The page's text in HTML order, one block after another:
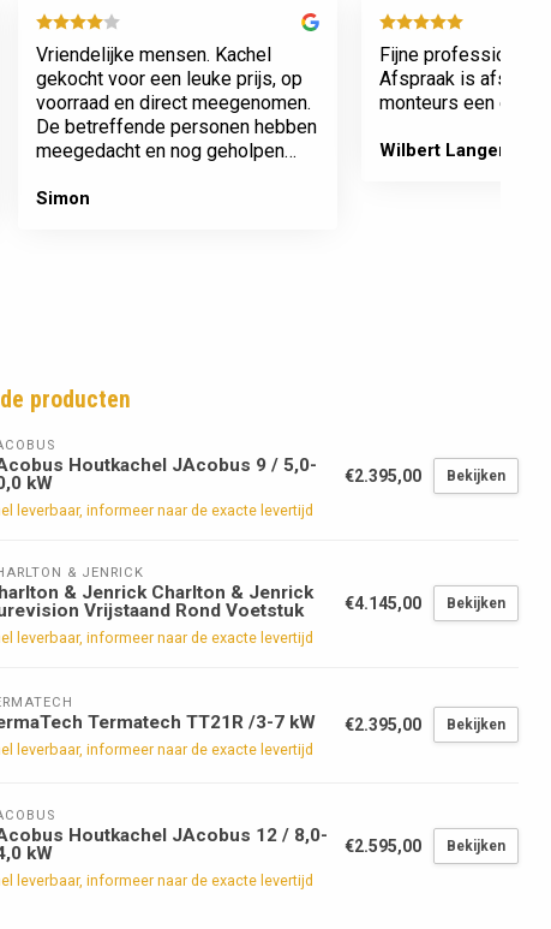
Vriendelijke mensen. Kachel
gekocht voor een leuke prijs, op
voorraad en direct meegenomen.
De betreffende personen hebben
meegedacht en nog geholpen
Simon
Fijne professionele
Afspraak is
monteurs een echte
Wilbert Langenberg
producten
Houtkachel JAcobus 9 / 5,0-
kW
leverbaar, informeer naar de exacte levertijd
€2.395,00 Bekijken
& JENRICK
& Jenrick Charlton & Jenrick
Vrijstaand Rond Voetstuk
leverbaar, informeer naar de exacte levertijd
€4.145,00 Bekijken
Termatech TT21R /3-7 kW
leverbaar, informeer naar de exacte levertijd
€2.395,00 Bekijken
Houtkachel JAcobus 12 / 8,0-
kW
leverbaar, informeer naar de exacte levertijd
€2.595,00 Bekijken